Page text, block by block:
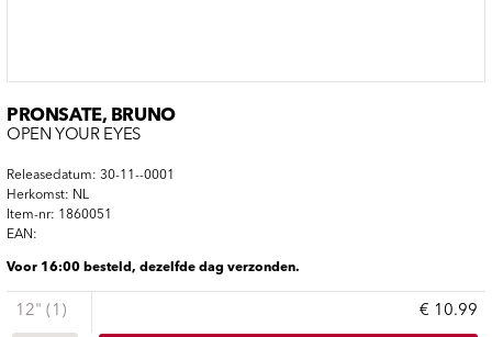
PRONSATE, BRUNO
OPEN YOUR EYES
Releasedatum: 30-11--0001
Herkomst: NL
Item-nr: 1860051
EAN:
Voor 16:00 besteld, dezelfde dag verzonden.
12" (1) € 10.99